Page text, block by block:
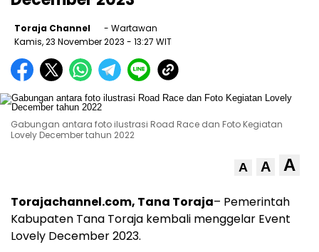
Toraja Channel
- Wartawan
Kamis, 23 November 2023 - 13:27 WIT
Gabungan antara foto ilustrasi Road Race dan Foto Kegiatan
Lovely December tahun 2022
A A A
Torajachannel.com, Tana Toraja– Pemerintah
Kabupaten Tana Toraja kembali menggelar Event
Lovely December 2023.